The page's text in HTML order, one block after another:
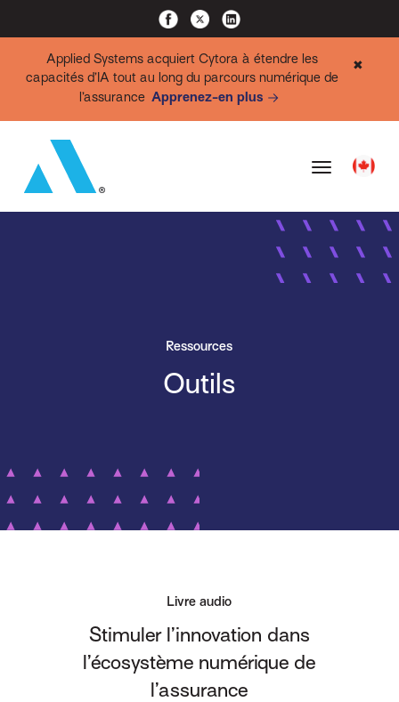
Applied Systems acquiert Cytora à étendre les
capacités d’IA tout au long du parcours numérique de
l’assurance Apprenez-en plus
✖
Ressources
Outils
Livre audio
Stimuler l’innovation dans
l’écosystème numérique de
l’assurance